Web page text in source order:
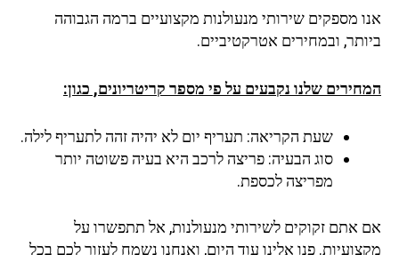
אנו מספקים שירותי מנעולנות מקצועיים ברמה הגבוהה
ביותר, ובמחירים אטרקטיביים.
המחירים שלנו נקבעים על פי מספר קריטריונים, כגון:
שעת הקריאה: תעריף יום לא יהיה זהה לתעריף לילה.
סוג הבעיה: פריצה לרכב היא בעיה פשוטה יותר
מפריצה לכספת.
אם אתם זקוקים לשירותי מנעולנות, אל תתפשרו על
מקצועיות. פנו אלינו עוד היום, ואנחנו נשמח לעזור לכם בכל